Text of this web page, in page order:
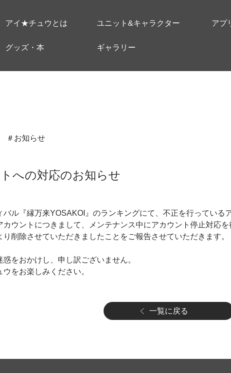
アイ★チュウとは ユニット&キャラクター アプ
グッズ・本 ギャラリー
＃お知らせ
への対応のお知らせ
バル『縁万来YOSAKOI』のランキングにて、不正を行っている
ウントにつきまして、メンテナンス中にアカウント停止対応を
削除させていただきましたことをご報告させていただきます。
をおかけし、申し訳ございません。
をお楽しみください。
一覧に戻る